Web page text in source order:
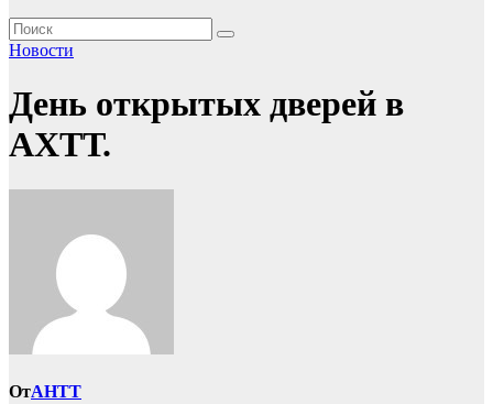
Новости
День открытых дверей в
АХТТ.
ОтAHTT